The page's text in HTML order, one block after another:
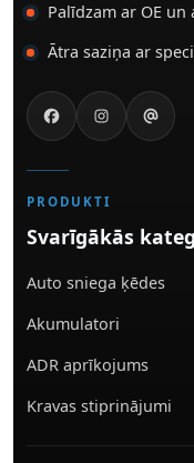
Palīdzam ar OE
Ātra saziņa ar
PRODUKTI
Svarīgākās
Auto sniega ķēdes
Akumulatori
ADR aprīkojums
Kravas stiprinājumi